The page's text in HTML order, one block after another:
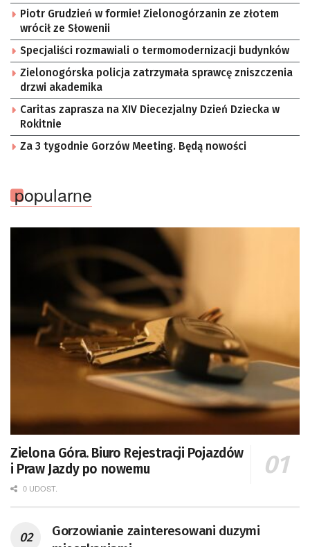
Piotr Grudzień w formie! Zielonogórzanin ze złotem
wrócił ze Słowenii
Specjaliści rozmawiali o termomodernizacji budynków
Zielonogórska policja zatrzymała sprawcę zniszczenia
drzwi akademika
Caritas zaprasza na XIV Diecezjalny Dzień Dziecka w
Rokitnie
Za 3 tygodnie Gorzów Meeting. Będą nowości
popularne
Zielona Góra. Biuro Rejestracji Pojazdów
i Praw Jazdy po nowemu
0 UDOST.
Gorzowianie zainteresowani duzymi